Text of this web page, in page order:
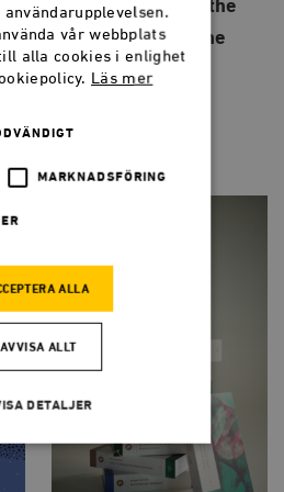
has done more in the
our ideas about the
vår webbplats
alla cookies i enlighet
Läs mer
MARKNADSFÖRING
ALLA
AVVISA ALLT
DETALJER
Analys